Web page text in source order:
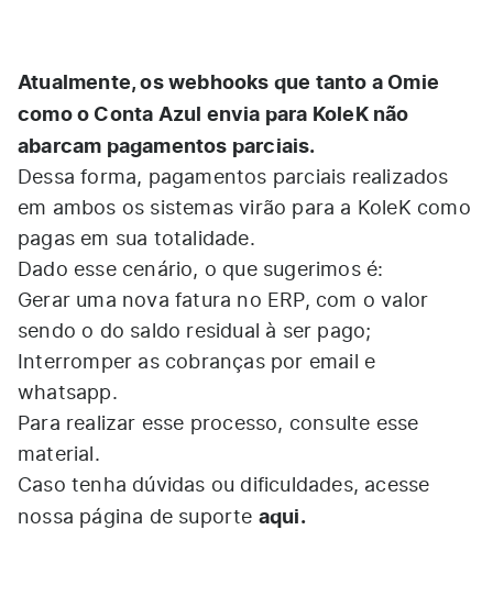
Atualmente, os webhooks que tanto a Omie
como o Conta Azul envia para KoleK não
abarcam pagamentos parciais.
Dessa forma, pagamentos parciais realizados
em ambos os sistemas virão para a KoleK como
pagas em sua totalidade.
Dado esse cenário, o que sugerimos é:
Gerar uma nova fatura no ERP, com o valor
sendo o do saldo residual à ser pago;
Interromper as cobranças por email e
whatsapp.
Para realizar esse processo, consulte esse
material .
Caso tenha dúvidas ou dificuldades, acesse
nossa página de suporte aqui.